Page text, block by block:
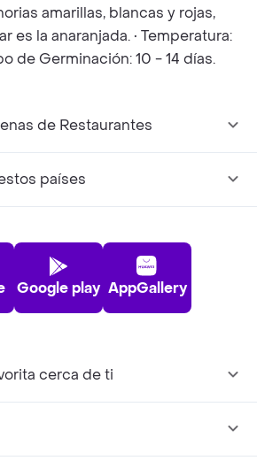
amarillas, blancas y rojas,
es la anaranjada. • Temperatura:
de Germinación: 10 - 14 días.
de Restaurantes
países
Google play AppGallery
cerca de ti